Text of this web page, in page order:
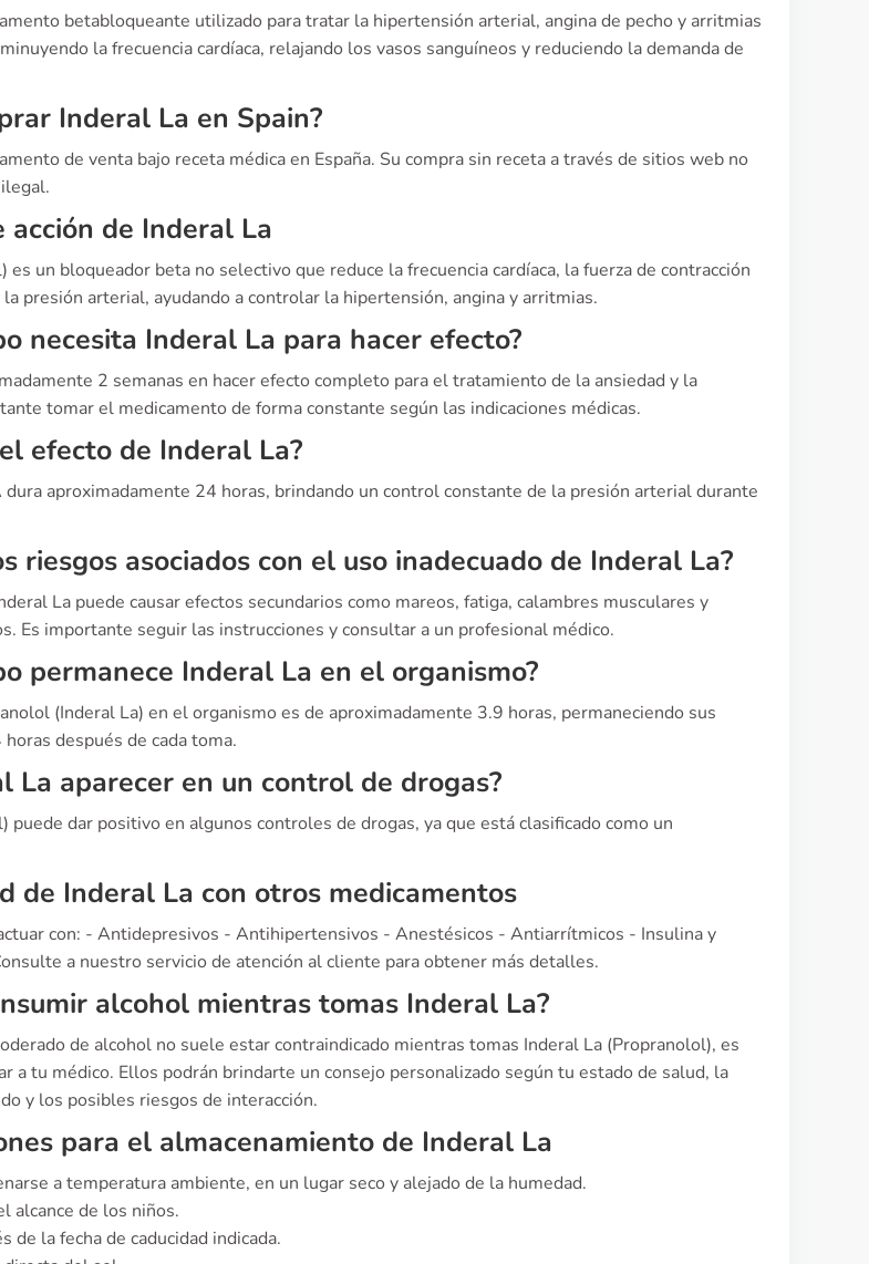
betabloqueante utilizado para tratar la hipertensión arterial, angina de pecho y arritmias
la frecuencia cardíaca, relajando los vasos sanguíneos y reduciendo la demanda de
Inderal La en Spain?
de venta bajo receta médica en España. Su compra sin receta a través de sitios web no
acción de Inderal La
es un bloqueador beta no selectivo que reduce la frecuencia cardíaca, la fuerza de contracción
presión arterial, ayudando a controlar la hipertensión, angina y arritmias.
necesita Inderal La para hacer efecto?
2 semanas en hacer efecto completo para el tratamiento de la ansiedad y la
tomar el medicamento de forma constante según las indicaciones médicas.
efecto de Inderal La?
aproximadamente 24 horas, brindando un control constante de la presión arterial durante
riesgos asociados con el uso inadecuado de Inderal La?
La puede causar efectos secundarios como mareos, fatiga, calambres musculares y
Es importante seguir las instrucciones y consultar a un profesional médico.
permanece Inderal La en el organismo?
(Inderal La) en el organismo es de aproximadamente 3.9 horas, permaneciendo sus
después de cada toma.
La aparecer en un control de drogas?
puede dar positivo en algunos controles de drogas, ya que está clasificado como un
de Inderal La con otros medicamentos
con: - Antidepresivos - Antihipertensivos - Anestésicos - Antiarrítmicos - Insulina y
a nuestro servicio de atención al cliente para obtener más detalles.
alcohol mientras tomas Inderal La?
de alcohol no suele estar contraindicado mientras tomas Inderal La (Propranolol), es
a tu médico. Ellos podrán brindarte un consejo personalizado según tu estado de salud, la
y los posibles riesgos de interacción.
para el almacenamiento de Inderal La
a temperatura ambiente, en un lugar seco y alejado de la humedad.
alcance de los niños.
de la fecha de caducidad indicada.